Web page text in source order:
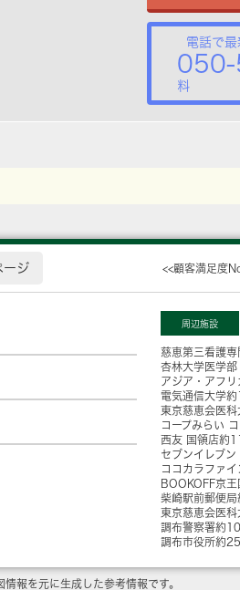
電話で
料
ージ <<顧客満足度
周辺施設
慈恵第三看護専
杏林大学医学
アジア・アフリ
電気通信大学約
東京慈恵会医科
コープみらい
西友 国領店約
セブンイレブ
ココカラファ
BOOKOFF京
柴崎駅前郵便局
東京慈恵会医
調布警察署約
調布市役所約
報を元に生成した参考情報です。